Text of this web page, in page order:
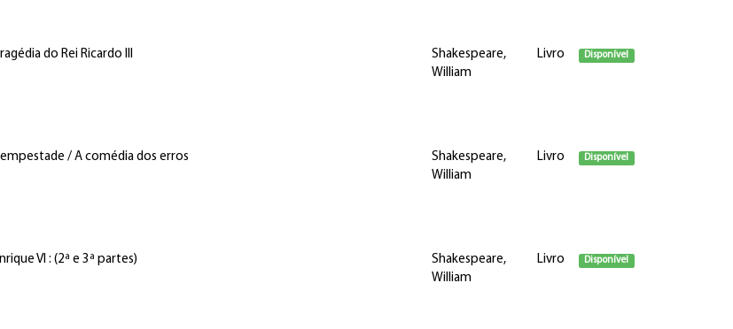
do Rei Ricardo III
Shakespeare,
William
Livro Disponível
/ A comédia dos erros
Shakespeare,
William
Livro Disponível
VI : (2ª e 3ª partes)
Shakespeare,
William
Livro Disponível